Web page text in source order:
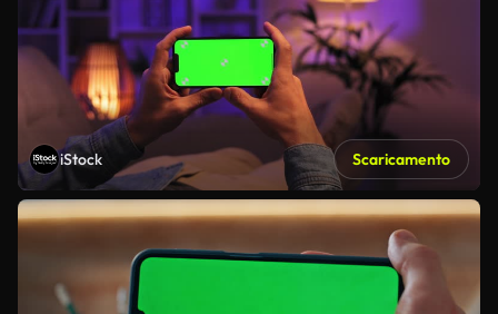
iStock Scaricamento